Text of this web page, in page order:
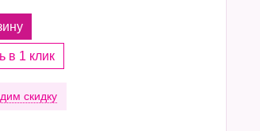
в 1 клик
скидку